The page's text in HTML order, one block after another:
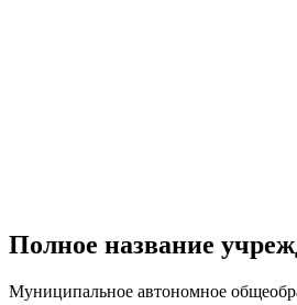
Полное название
Муниципальное автономное